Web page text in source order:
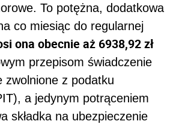
To potężna, dodatkowa
co miesiąc do regularnej
ona obecnie aż 6938,92 zł
przepisom świadczenie
zwolnione z podatku
a jedynym potrąceniem
składka na ubezpieczenie